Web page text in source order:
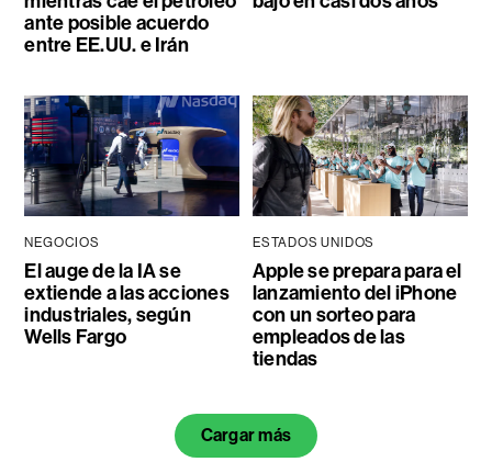
ante posible acuerdo
entre EE.UU. e Irán
NEGOCIOS
El auge de la IA se
extiende a las acciones
industriales, según
Wells Fargo
ESTADOS UNIDOS
Apple se prepara para el
lanzamiento del iPhone
con un sorteo para
empleados de las
tiendas
Cargar más